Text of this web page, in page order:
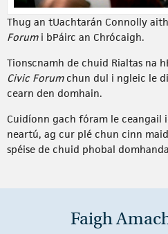
Thug an tUachtarán Connolly
Forumi bPáirc an Chrócaigh.
Tionscnamh de chuid Rialtas na
Civic Forumchun dul i ngleic le
cearn den domhain.
Cuidíonn gach fóram le ceangail
neartú, ag cur plé chun cinn
spéise de chuid phobal
Faigh